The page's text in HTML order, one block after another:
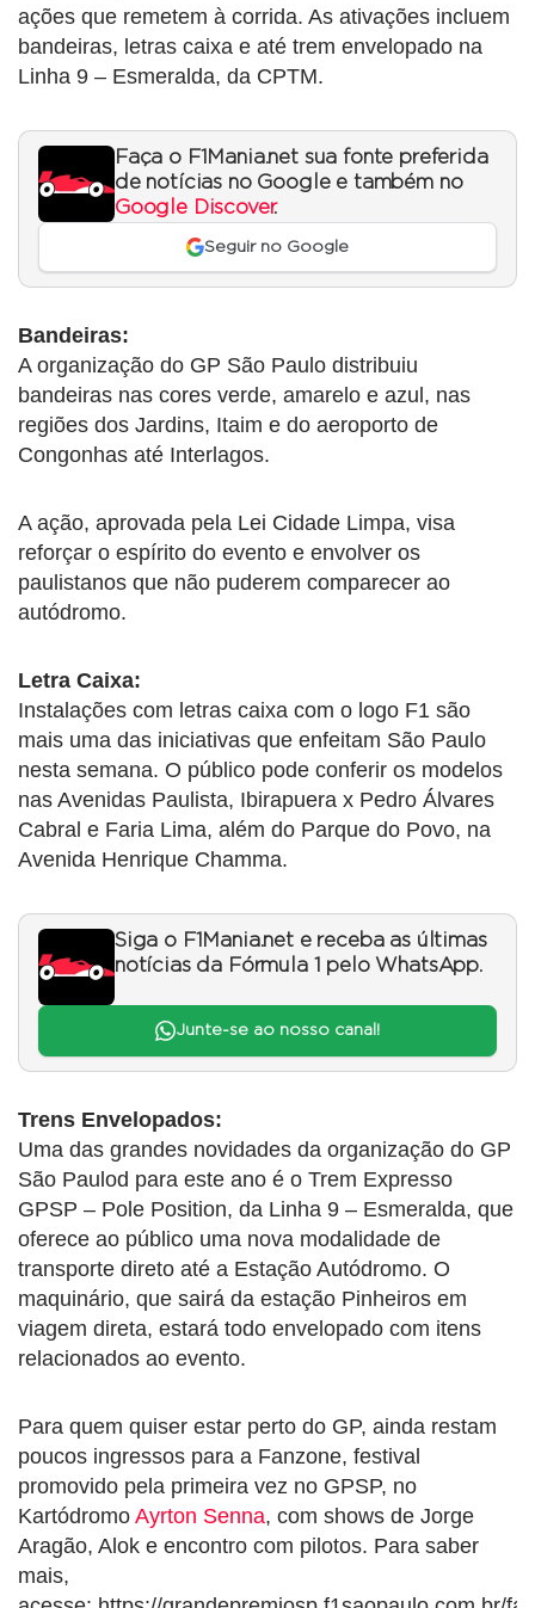
ações que remetem à corrida. As ativações incluem
bandeiras, letras caixa e até trem envelopado na
Linha 9 – Esmeralda, da CPTM.
Faça o F1Mania.net sua fonte preferida
de notícias no Google e também no
Google Discover.
Seguir no Google
Bandeiras:
A organização do GP São Paulo distribuiu
bandeiras nas cores verde, amarelo e azul, nas
regiões dos Jardins, Itaim e do aeroporto de
Congonhas até Interlagos.
A ação, aprovada pela Lei Cidade Limpa, visa
reforçar o espírito do evento e envolver os
paulistanos que não puderem comparecer ao
autódromo.
Letra Caixa:
Instalações com letras caixa com o logo F1 são
mais uma das iniciativas que enfeitam São Paulo
nesta semana. O público pode conferir os modelos
nas Avenidas Paulista, Ibirapuera x Pedro Álvares
Cabral e Faria Lima, além do Parque do Povo, na
Avenida Henrique Chamma.
Siga o F1Mania.net e receba as últimas
notícias da Fórmula 1 pelo WhatsApp.
Junte-se ao nosso canal!
Trens Envelopados:
Uma das grandes novidades da organização do GP
São Paulod para este ano é o Trem Expresso
GPSP – Pole Position, da Linha 9 – Esmeralda, que
oferece ao público uma nova modalidade de
transporte direto até a Estação Autódromo. O
maquinário, que sairá da estação Pinheiros em
viagem direta, estará todo envelopado com itens
relacionados ao evento.
Para quem quiser estar perto do GP, ainda restam
poucos ingressos para a Fanzone, festival
promovido pela primeira vez no GPSP, no
Kartódromo Ayrton Senna, com shows de Jorge
Aragão, Alok e encontro com pilotos. Para saber
mais,